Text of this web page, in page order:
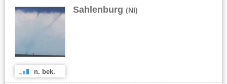
Sahlenburg (NI)
n. bek.